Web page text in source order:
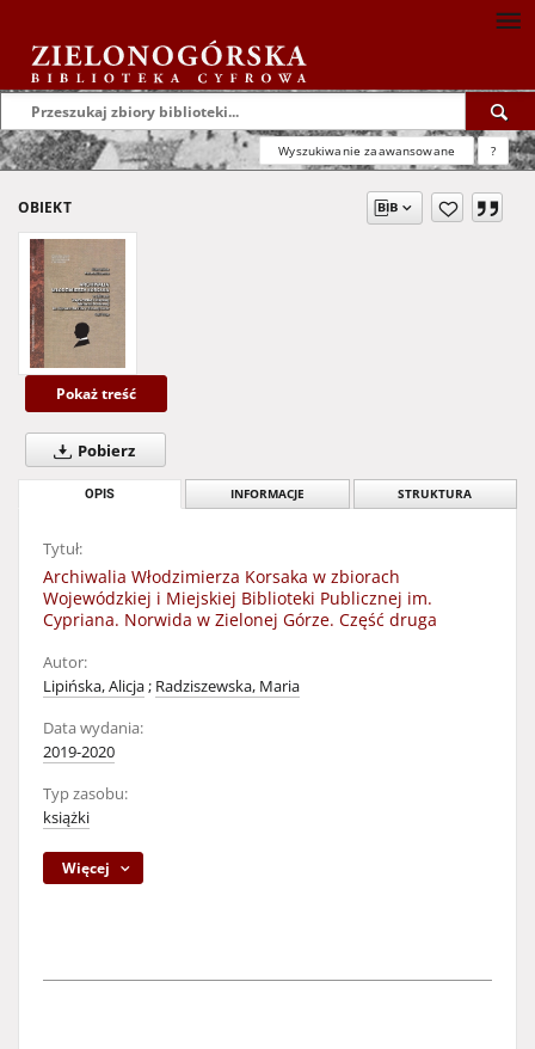
Wyszukiwanie zaawansowane ?
OBIEKT
Pokaż treść
Pobierz
OPIS INFORMACJE STRUKTURA
Tytuł:
Archiwalia Włodzimierza Korsaka w zbiorach
Wojewódzkiej i Miejskiej Biblioteki Publicznej im.
Cypriana. Norwida w Zielonej Górze. Część druga
Autor:
Lipińska, Alicja; Radziszewska, Maria
Data wydania:
2019-2020
Typ zasobu:
książki
Więcej